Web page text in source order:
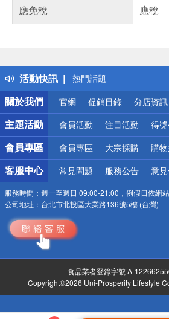
應免稅
應稅
活動快訊
得獎公告
熱門話題
銀行優惠
偏遠地區配送
詐騙網頁！請小心！
關於我們
官網 促銷目錄 分店資訊
主題活動 會員活動 注目活動 得
會員專區 會員專區 大宗採購 購
客服中心 常見問題 服務公告 意
服務時間： 週一至週日 09:00-21:00，例假日依網
公司地址： 台北市北投區大業路136號5樓 (台灣)
食品業者登錄字號 A-
Copyright©2026 Uni-Prosperity Lifestyle